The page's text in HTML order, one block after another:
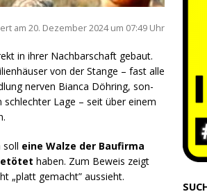
am 20. Dezem­ber 2024 um 07:49 Uhr
in ihrer Nach­bar­schaft gebaut.
von der Stan­ge – fast alle
ner­ven Bian­ca Döh­ring, son­
Lage – seit über einem
soll eine Wal­ze der Bau­fir­ma
haben. Zum Beweis zeigt
„platt gemacht” aussieht.